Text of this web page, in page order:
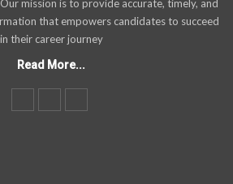
mission is to provide accurate, timely, and
that empowers candidates to succeed
in their career journey
Read More...